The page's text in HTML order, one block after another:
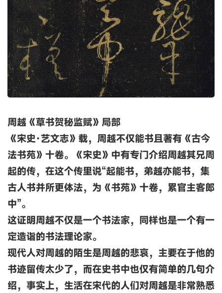
周越《草书贺秘监赋》局部
《宋史·艺文志》载，周越不仅能书且著有《古今
法书苑》十卷。《宋史》中有专门介绍周越其兄周
起的传，在这个传里说“起能书，弟越亦能书，集
古人书并所更体法，为《书苑》十卷，累官主客郎
中”。
这证明周越不仅是一个书法家，同样也是一个有一
定造诣的书法理论家。
现代人对周越的陌生是周越的悲哀，主要在于他的
书迹留传太少了，而在史书中也仅有简单的几句介
绍，事实上，生活在宋代的人们对周越是非常熟悉